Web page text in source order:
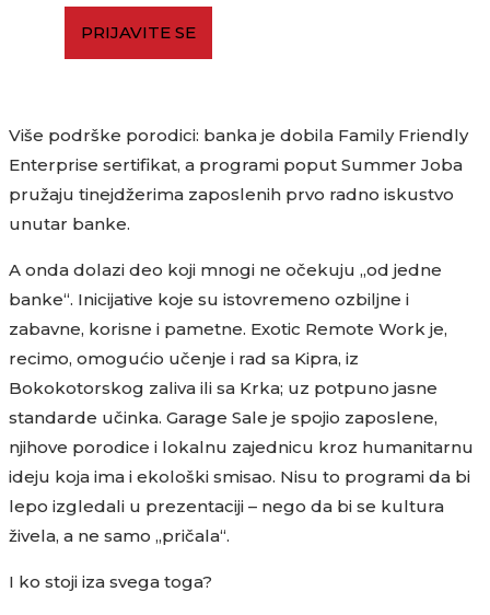
PRIJAVITE SE
Više podrške porodici: banka je dobila Family Friendly
Enterprise sertifikat, a programi poput Summer Joba
pružaju tinejdžerima zaposlenih prvo radno iskustvo
unutar banke.
A onda dolazi deo koji mnogi ne očekuju „od jedne
banke“. Inicijative koje su istovremeno ozbiljne i
zabavne, korisne i pametne. Exotic Remote Work je,
recimo, omogućio učenje i rad sa Kipra, iz
Bokokotorskog zaliva ili sa Krka; uz potpuno jasne
standarde učinka. Garage Sale je spojio zaposlene,
njihove porodice i lokalnu zajednicu kroz humanitarnu
ideju koja ima i ekološki smisao. Nisu to programi da bi
lepo izgledali u prezentaciji – nego da bi se kultura
živela, a ne samo „pričala“.
I ko stoji iza svega toga?